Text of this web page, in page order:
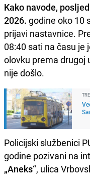
Kako navode,
2026. godine oko 10
prijavi nastavnice.
08:40 sati na času
olovku prema drugoj
nije došlo.
Policijski službenici
godine pozivani na
„Aneks“, ulica